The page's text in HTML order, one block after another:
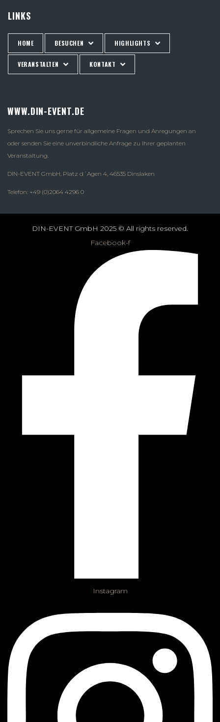
LINKS
HOME BESUCHEN HIGHLIGHTS
VERANSTALTEN KONTAKT
WWW.DIN-EVENT.DE
Sprechen Sie uns gerne für allgemeine Fragen und Anregungen an
oder senden Sie eine unverbindliche Anfrage zu Ihrer geplanten
Veranstaltung.
DIN-EVENT GmbH, Platz d´Agen 4, 46535 Dinslaken
Telefon: +49 (0)2064 4296 0
DIN-EVENT GmbH 2025 © All rights reserved.
Facebook-f
Instagram